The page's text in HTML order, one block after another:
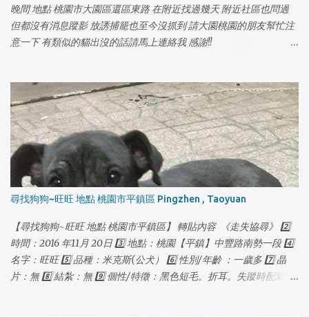
1
晚間 地點 桃園市大園區還區東路 在附近找過幾天 附近社區也問過
但都沒有消息蹤影 放誘捕籠也至今沒抓到 請大園桃園的朋友幫忙注
意一下 有類似的貓出沒的話請馬上連絡我 感謝!!
尋找狗狗~旺旺 地點 桃園市平鎮區 Pingzhen , Taoyuan
【尋找狗狗~旺旺 地點 桃園市平鎮區】 轉貼內容 《走失協尋》 2️⃣
時間：2016 年11月 20日 3️⃣ 地點：桃園【平鎮】中豐路南勢一段 4️⃣
名字：旺旺 5️⃣ 品種：米克斯(公犬） 6️⃣ 性別/年齡 ：一歲多 7️⃣ 晶
片：無 8️⃣ 結紮：無 9️⃣ 個性/特徵：黑色短毛。折耳。失蹤時配戴紅